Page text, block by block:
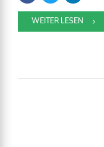
WEITER LESEN